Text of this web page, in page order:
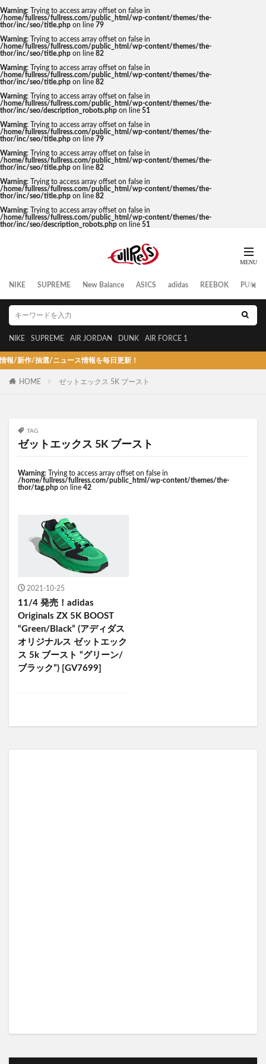
Warning: Trying to access array offset on false in
/home/fullress/fullress.com/public_html/wp-content/themes/the-
thor/inc/seo/title.php on line 79
Warning: Trying to access array offset on false in
/home/fullress/fullress.com/public_html/wp-content/themes/the-
thor/inc/seo/title.php on line 82
Warning: Trying to access array offset on false in
/home/fullress/fullress.com/public_html/wp-content/themes/the-
thor/inc/seo/title.php on line 82
Warning: Trying to access array offset on false in
/home/fullress/fullress.com/public_html/wp-content/themes/the-
thor/inc/seo/description_robots.php on line 51
Warning: Trying to access array offset on false in
/home/fullress/fullress.com/public_html/wp-content/themes/the-
thor/inc/seo/title.php on line 79
Warning: Trying to access array offset on false in
/home/fullress/fullress.com/public_html/wp-content/themes/the-
thor/inc/seo/title.php on line 82
Warning: Trying to access array offset on false in
/home/fullress/fullress.com/public_html/wp-content/themes/the-
thor/inc/seo/title.php on line 82
Warning: Trying to access array offset on false in
/home/fullress/fullress.com/public_html/wp-content/themes/the-
thor/inc/seo/description_robots.php on line 51
NIKE SUPREME New Balance ASICS adidas REEBOK PUMA
NIKE SUPREME AIR JORDAN DUNK AIR FORCE 1
作/抽選/ニュース情報を毎日更新！
HOME ゼットエックス 5K ブースト
TAG
ゼットエックス 5K ブースト
Warning: Trying to access array offset on false in
/home/fullress/fullress.com/public_html/wp-content/themes/the-
thor/tag.php on line 42
2021-10-25
11/4 発売！adidas
Originals ZX 5K BOOST
“Green/Black” (アディダス
オリジナルス ゼットエック
ス 5k ブースト “グリーン/
ブラック”) [GV7699]